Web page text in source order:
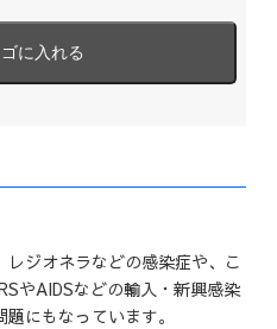
ジオネラなどの感染症や、こ
やAIDSなどの輸入・新興感染
にもなっています。